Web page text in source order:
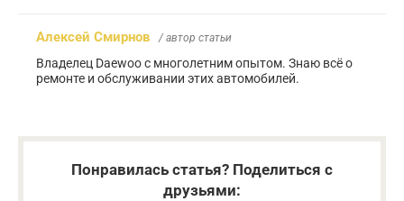
Алексей Смирнов / автор статьи
Владелец Daewoo с многолетним опытом. Знаю всё о
ремонте и обслуживании этих автомобилей.
Понравилась статья? Поделиться с
друзьями: